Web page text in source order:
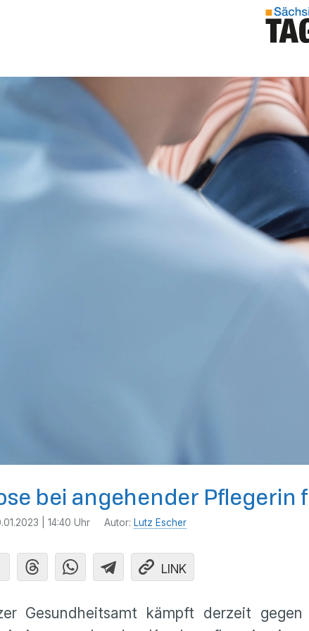
bei angehender Pflegerin
| 14:40 Uhr Autor: Lutz Escher
LINK
Gesundheitsamt kämpft derzeit